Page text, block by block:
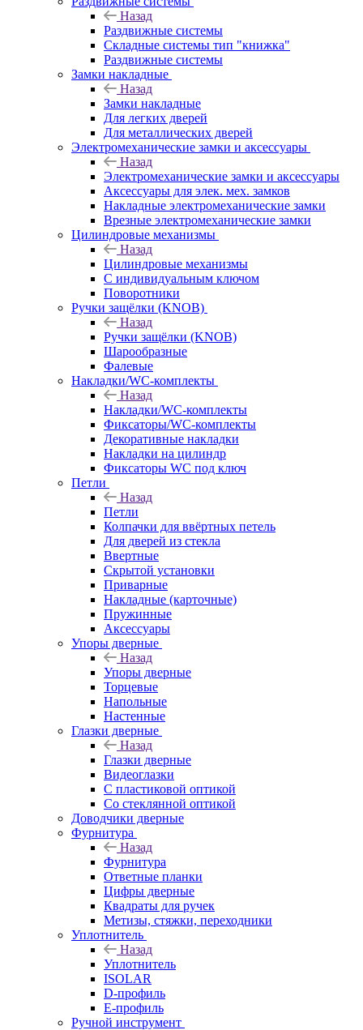
Назад
Раздвижные системы
Складные системы тип "книжка"
Раздвижные системы
Замки накладные
Назад
Замки накладные
Для легких дверей
Для металлических дверей
Электромеханические замки и аксессуары
Назад
Электромеханические замки и аксессуары
Аксессуары для элек. мех. замков
Накладные электромеханические замки
Врезные электромеханические замки
Цилиндровые механизмы
Назад
Цилиндровые механизмы
С индивидуальным ключом
Поворотники
Ручки защёлки (KNOB)
Назад
Ручки защёлки (KNOB)
Шарообразные
Фалевые
Накладки/WC-комплекты
Назад
Накладки/WC-комплекты
Фиксаторы/WC-комплекты
Декоративные накладки
Накладки на цилиндр
Фиксаторы WC под ключ
Петли
Назад
Петли
Колпачки для ввёртных петель
Для дверей из стекла
Ввертные
Скрытой установки
Приварные
Накладные (карточные)
Пружинные
Аксессуары
Упоры дверные
Назад
Упоры дверные
Торцевые
Напольные
Настенные
Глазки дверные
Назад
Глазки дверные
Видеоглазки
С пластиковой оптикой
Со стеклянной оптикой
Доводчики дверные
Фурнитура
Назад
Фурнитура
Ответные планки
Цифры дверные
Квадраты для ручек
Метизы, стяжки, переходники
Уплотнитель
Назад
Уплотнитель
ISOLAR
D-профиль
Е-профиль
Ручной инструмент